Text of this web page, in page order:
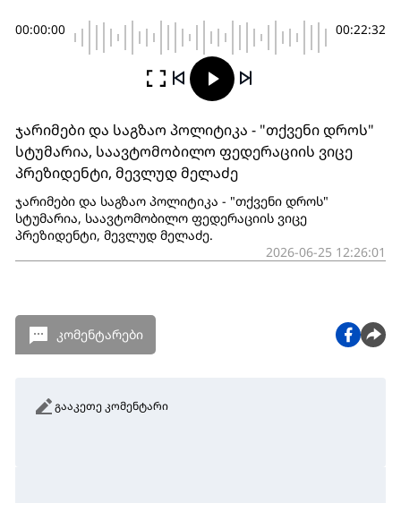
00:00:00 00:22:32
ჯარიმები და საგზაო პოლიტიკა - "თქვენი დროს"
სტუმარია, საავტომობილო ფედერაციის ვიცე
პრეზიდენტი, მევლუდ მელაძე
ჯარიმები და საგზაო პოლიტიკა - "თქვენი დროს"
სტუმარია, საავტომობილო ფედერაციის ვიცე
პრეზიდენტი, მევლუდ მელაძე.
2026-06-25 12:26:01
კომენტარები
გააკეთე კომენტარი